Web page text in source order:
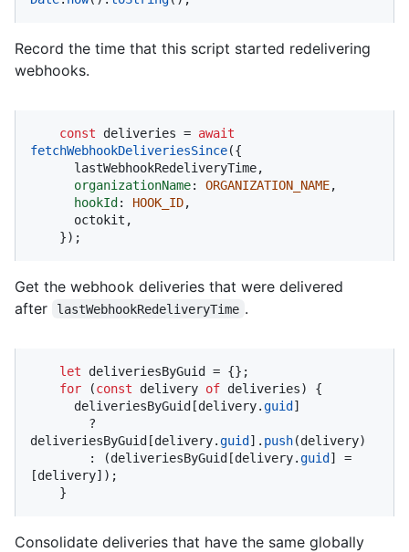
Record the time that this script started redelivering
webhooks.
const deliveries = await
fetchWebhookDeliveriesSince({
organizationName: ORGANIZATION_NAME,
hookId : HOOK_ID,
    });
Get the webhook deliveries that were delivered
after
lastWebhookRedeliveryTime .
let deliveriesByGuid = {};
for (const delivery of deliveries) {
      deliveriesByGuid[delivery.
guid ]
deliveriesByGuid[delivery.guid ]. push(delivery)
        : (deliveriesByGuid[delivery.
guid ] =
[delivery]);
    }
Consolidate deliveries that have the same globally